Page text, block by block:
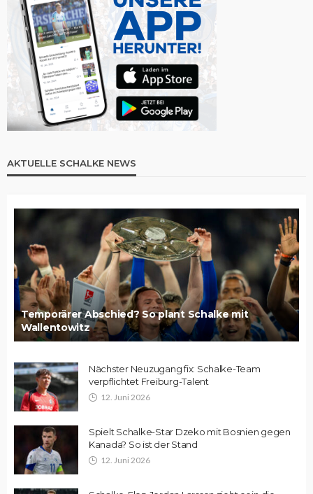
AKTUELLE SCHALKE NEWS
Temporärer Abschied? So plant Schalke mit
Wallentowitz
Nächster Neuzugang fix: Schalke-Team
verpflichtet Freiburg-Talent
12. Juni 2026
Spielt Schalke-Star Dzeko mit Bosnien gegen
Kanada? So ist der Stand
12. Juni 2026